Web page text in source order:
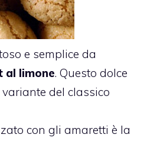
e semplice da
al limone. Questo dolce
del classico
con gli amaretti è la